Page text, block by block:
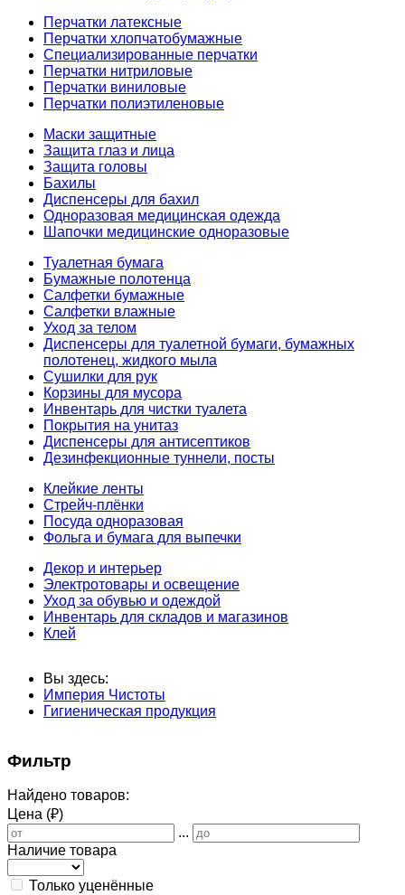
Перчатки латексные
Перчатки хлопчатобумажные
Специализированные перчатки
Перчатки нитриловые
Перчатки виниловые
Перчатки полиэтиленовые
Маски защитные
Защита глаз и лица
Защита головы
Бахилы
Диспенсеры для бахил
Одноразовая медицинская одежда
Шапочки медицинские одноразовые
Туалетная бумага
Бумажные полотенца
Салфетки бумажные
Салфетки влажные
Уход за телом
Диспенсеры для туалетной бумаги, бумажных
полотенец, жидкого мыла
Сушилки для рук
Корзины для мусора
Инвентарь для чистки туалета
Покрытия на унитаз
Диспенсеры для антисептиков
Дезинфекционные туннели, посты
Клейкие ленты
Стрейч-плёнки
Посуда одноразовая
Фольга и бумага для выпечки
Декор и интерьер
Электротовары и освещение
Уход за обувью и одеждой
Инвентарь для складов и магазинов
Клей
Вы здесь:
Империя Чистоты
Гигиеническая продукция
Фильтр
Найдено товаров:
Цена (₽)
...
Наличие товара
Только уценённые